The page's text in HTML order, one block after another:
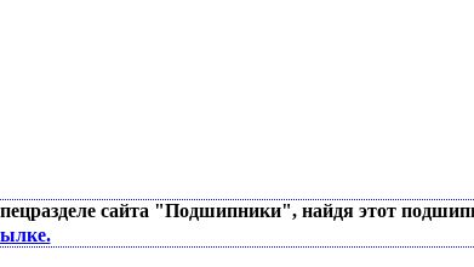
сайта "Подшипники", найдя этот